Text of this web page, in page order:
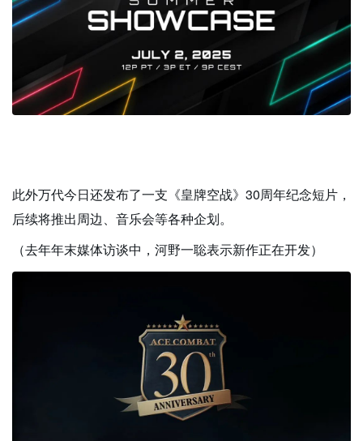
此外万代今日还发布了一支《皇牌空战》30周年纪念短片，
后续将推出周边、音乐会等各种企划。
（去年年末媒体访谈中，河野一聡表示新作正在开发）